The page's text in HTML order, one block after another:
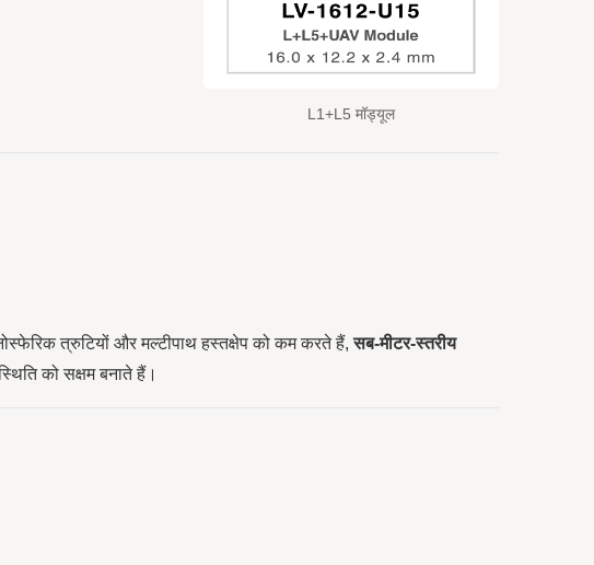
L1+L5 मॉड्यूल
त्रुटियों और मल्टीपाथ हस्तक्षेप को कम करते हैं,सब-मीटर-स्तरीय
को सक्षम बनाते हैं।